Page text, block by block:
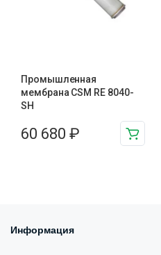
Промышленная
мембрана CSM RE 8040-
SH
60 680 ₽
Информация